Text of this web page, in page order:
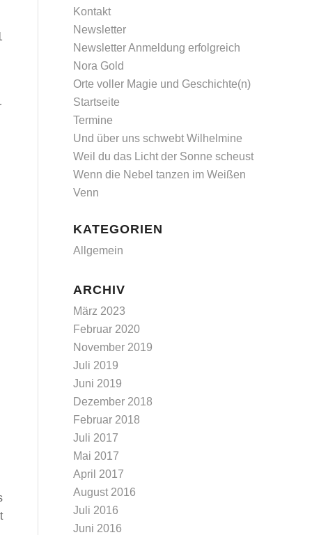
Kontakt
Newsletter
Newsletter Anmeldung erfolgreich
Nora Gold
Orte voller Magie und Geschichte(n)
Startseite
Termine
Und über uns schwebt Wilhelmine
Weil du das Licht der Sonne scheust
Wenn die Nebel tanzen im Weißen
Venn
KATEGORIEN
Allgemein
ARCHIV
März 2023
Februar 2020
November 2019
Juli 2019
Juni 2019
Dezember 2018
Februar 2018
Juli 2017
Mai 2017
April 2017
August 2016
Juli 2016
Juni 2016